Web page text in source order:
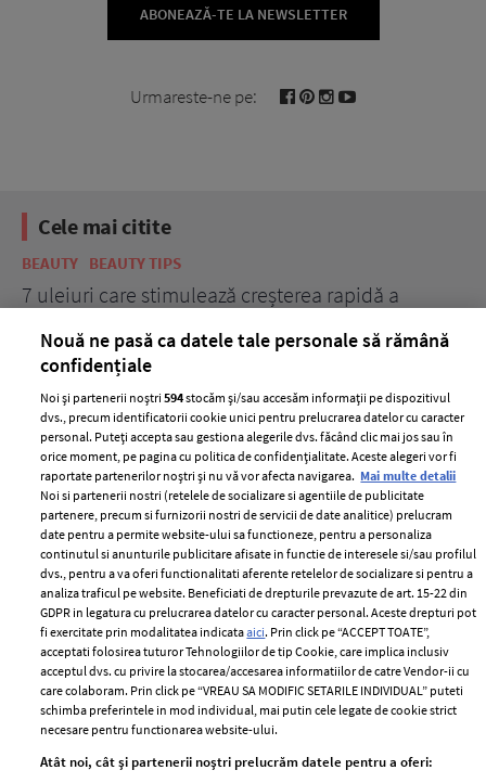
ABONEAZĂ-TE LA NEWSLETTER
Urmareste-ne pe:
Cele mai citite
BEAUTY BEAUTY TIPS
7 uleiuri care stimulează creșterea rapidă a
ELLE Style Awards
2024
Despre ELLE
Romania
Contact
Abonamente
Termeni si conditii
Politica de
confidențialitate
Politica de cookies
Publicitate
femei
Nouă ne pasă ca datele tale personale să rămână
confidențiale
Noi și partenerii noștri594stocăm și/sau accesăm informații pe dispozitivul
dvs., precum identificatorii cookie unici pentru prelucrarea datelor cu caracter
personal. Puteți accepta sau gestiona alegerile dvs. făcând clic mai jos sau în
orice moment, pe pagina cu politica de confidențialitate. Aceste alegeri vor fi
raportate partenerilor noștri și nu vă vor afecta navigarea. Mai multe detalii
Noi si partenerii nostri (retelele de socializare si agentiile de publicitate
partenere, precum si furnizorii nostri de servicii de date analitice) prelucram
date pentru a permite website-ului sa functioneze, pentru a personaliza
continutul si anunturile publicitare afisate in functie de interesele si/sau profilul
dvs., pentru a va oferi functionalitati aferente retelelor de socializare si pentru a
analiza traficul pe website. Beneficiati de drepturile prevazute de art. 15-22 din
GDPR in legatura cu prelucrarea datelor cu caracter personal. Aceste drepturi pot
fi exercitate prin modalitatea indicataaici. Prin click pe “ACCEPT TOATE”,
acceptati folosirea tuturor Tehnologiilor de tip Cookie, care implica inclusiv
acceptul dvs. cu privire la stocarea/accesarea informatiilor de catre Vendor-ii cu
care colaboram. Prin click pe “VREAU SA MODIFIC SETARILE INDIVIDUAL” puteti
schimba preferintele in mod individual, mai putin cele legate de cookie strict
necesare pentru functionarea website-ului.
Atât noi, cât și partenerii noștri prelucrăm datele pentru a oferi: